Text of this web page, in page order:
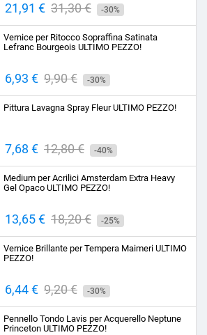
Prezzo
21,91 € Prezzo
base
31,30 € -30%
Vernice per Ritocco Sopraffina Satinata
Lefranc Bourgeois ULTIMO PEZZO!
Prezzo
6,93 € Prezzo
base
9,90 € -30%
Pittura Lavagna Spray Fleur ULTIMO PEZZO!
Prezzo
7,68 € Prezzo
base
12,80 € -40%
Medium per Acrilici Amsterdam Extra Heavy
Gel Opaco ULTIMO PEZZO!
Prezzo
13,65 € Prezzo
base
18,20 € -25%
Vernice Brillante per Tempera Maimeri ULTIMO
PEZZO!
Prezzo
6,44 € Prezzo
base
9,20 € -30%
Pennello Tondo Lavis per Acquerello Neptune
Princeton ULTIMO PEZZO!